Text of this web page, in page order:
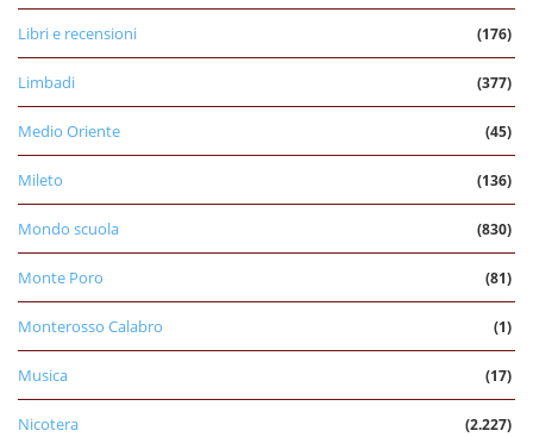
Libri e recensioni (176)
Limbadi (377)
Medio Oriente (45)
Mileto (136)
Mondo scuola (830)
Monte Poro (81)
Monterosso Calabro (1)
Musica (17)
Nicotera (2.227)